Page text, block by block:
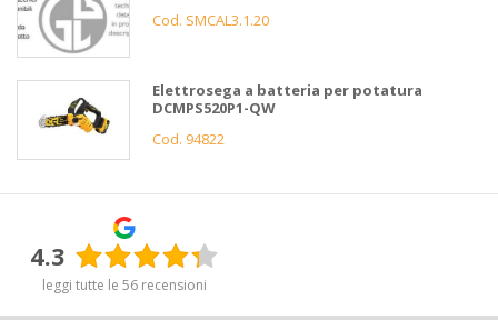
Cod. SMCAL3.1.20
Elettrosega a batteria per potatura
DCMPS520P1-QW
Cod. 94822
4.3
leggi tutte le 56 recensioni